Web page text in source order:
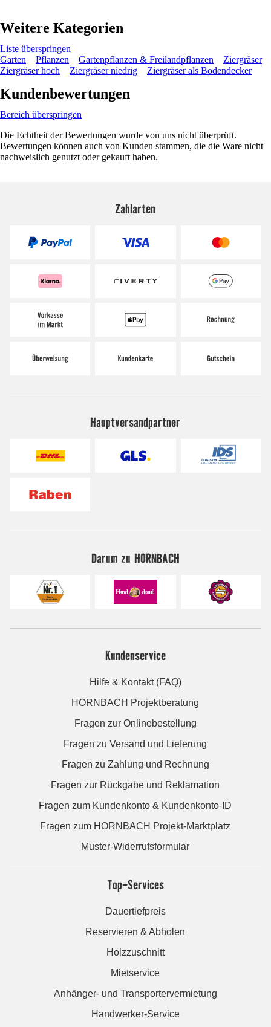
Weitere Kategorien
Liste überspringen
Garten
Pflanzen Gartenpflanzen & Freilandpflanzen
Ziergräser
Ziergräser hoch
Ziergräser niedrig Ziergräser als Bodendecker
Kundenbewertungen
Bereich überspringen
Die Echtheit der Bewertungen wurde von uns nicht überprüft.
Bewertungen können auch von Kunden stammen, die die Ware nicht
nachweislich genutzt oder gekauft haben.
Zahlarten
Hauptversandpartner
Darum zu HORNBACH
Kundenservice
Hilfe & Kontakt (FAQ)
HORNBACH Projektberatung
Fragen zur Onlinebestellung
Fragen zu Versand und Lieferung
Fragen zu Zahlung und Rechnung
Fragen zur Rückgabe und Reklamation
Fragen zum Kundenkonto & Kundenkonto-ID
Fragen zum HORNBACH Projekt-Marktplatz
Muster-Widerrufsformular
Top-Services
Dauertiefpreis
Reservieren & Abholen
Holzzuschnitt
Mietservice
Anhänger- und Transportervermietung
Handwerker-Service